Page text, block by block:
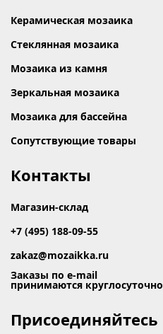
Керамическая мозаика
Стеклянная мозаика
Мозаика из камня
Зеркальная мозаика
Мозаика для бассейна
Сопутствующие товары
Контакты
Магазин-склад
+7 (495) 188-09-55
zakaz@mozaikka.ru
Заказы по e-mail
принимаются круглосуточно
Присоединяйтесь